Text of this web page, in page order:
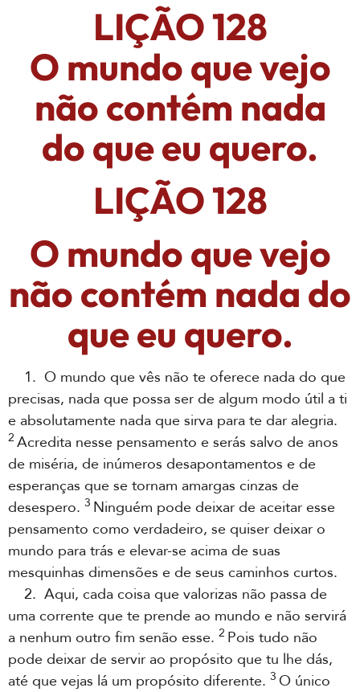
LIÇÃO 128
O mundo que vejo
não contém nada
do que eu quero.
LIÇÃO 128
O mundo que vejo
não contém nada do
que eu quero.
1. O mundo que vês não te oferece nada do que
precisas, nada que possa ser de algum modo útil a ti
e absolutamente nada que sirva para te dar alegria.
2 Acredita nesse pensamento e serás salvo de anos
de miséria, de inúmeros desapontamentos e de
esperanças que se tornam amargas cinzas de
desespero. 3 Ninguém pode deixar de aceitar esse
pensamento como verdadeiro, se quiser deixar o
mundo para trás e elevar-se acima de suas
mesquinhas dimensões e de seus caminhos curtos.
2. Aqui, cada coisa que valorizas não passa de
uma corrente que te prende ao mundo e não servirá
a nenhum outro fim senão esse. 2 Pois tudo não
pode deixar de servir ao propósito que tu lhe dás,
até que vejas lá um propósito diferente. 3 O único